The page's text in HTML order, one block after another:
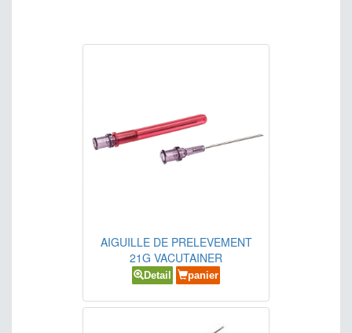
AIGUILLE DE PRELEVEMENT
21G VACUTAINER
Detail panier